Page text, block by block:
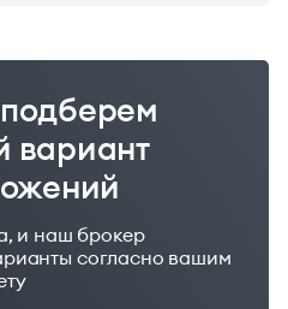
вариант
и наш брокер
согласно вашим